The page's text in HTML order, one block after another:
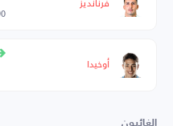
أوخيدا
الغائبون